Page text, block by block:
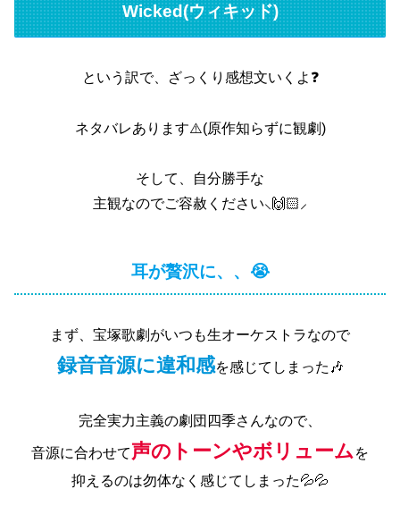
Wicked(ウィキッド)
という訳で、ざっくり感想文いくよ❓
ネタバレあります⚠️(原作知らずに観劇)
そして、自分勝手な
主観なのでご容赦ください⸜🙌🏻⸝‍
耳が贅沢に、、😭
まず、宝塚歌劇がいつも生オーケストラなので
録音音源に違和感を感じてしまった🎶
完全実力主義の劇団四季さんなので、
音源に合わせて声のトーンやボリューム を
抑えるのは勿体なく感じてしまった💦💦